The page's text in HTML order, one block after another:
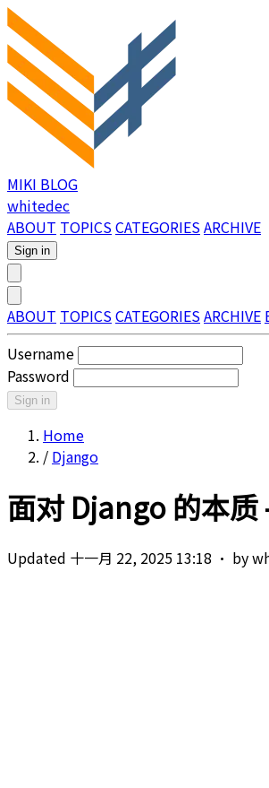
MIKI BLOG
whitedec
ABOUT TOPICSCATEGORIESARCHIVE
Sign in
ABOUT TOPICSCATEGORIESARCHIVE
Username
Password
Sign in
Home
/ Django
面对 Django 的本
Updated 十一月 22, 2025 13:18 · by